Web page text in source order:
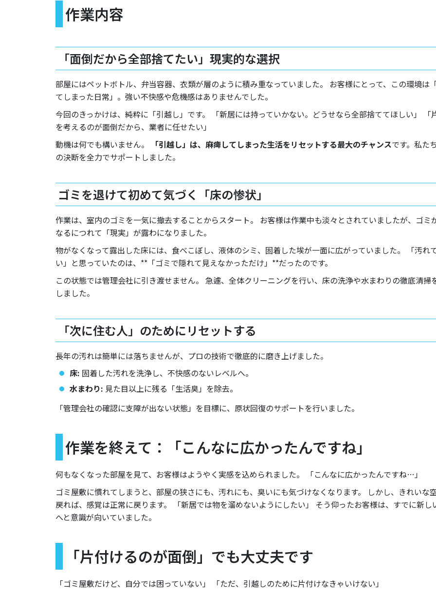
作業内容
「面倒だから全部捨てたい」現実的な選択
部屋にはペットボトル、弁当容器、衣類が層のように積み重なっていました。 お客様にとって、この環境は
てしまった日常」。強い不快感や危機感はありませんでした。
今回のきっかけは、純粋に「引越し」です。 「新居には持っていかない。どうせなら全部捨ててほしい」 「
を考えるのが面倒だから、業者に任せたい」
動機は何でも構いません。
「引越し」は、麻痺してしまった生活をリセットする最大のチャンスです。私た
の決断を全力でサポートしました。
ゴミを退けて初めて気づく「床の惨状」
作業は、室内のゴミを一気に撤去することからスタート。 お客様は作業中も淡々とされていましたが、ゴミ
なるにつれて「現実」が露わになりました。
物がなくなって露出した床には、食べこぼし、液体のシミ、固着した埃が一面に広がっていました。 「汚れ
い」と思っていたのは、**「ゴミで隠れて見えなかっただけ」**だったのです。
この状態では管理会社に引き渡せません。 急遽、全体クリーニングを行い、床の洗浄や水まわりの徹底清掃
しました。
「次に住む人」のためにリセットする
長年の汚れは簡単には落ちませんが、プロの技術で徹底的に磨き上げました。
床: 固着した汚れを洗浄し、不快感のないレベルへ。
水まわり: 見た目以上に残る「生活臭」を除去。
「管理会社の確認に支障が出ない状態」を目標に、原状回復のサポートを行いました。
作業を終えて：「こんなに広かったんですね」
何もなくなった部屋を見て、お客様はようやく実感を込められました。 「こんなに広かったんですね…」
ゴミ屋敷に慣れてしまうと、部屋の狭さにも、汚れにも、臭いにも気づけなくなります。 しかし、きれいな
戻れば、感覚は正常に戻ります。 「新居では物を溜めないようにしたい」 そう仰ったお客様は、すでに新し
へと意識が向いていました。
「片付けるのが面倒」でも大丈夫です
「ゴミ屋敷だけど、自分では困っていない」 「ただ、引越しのために片付けなきゃいけない」